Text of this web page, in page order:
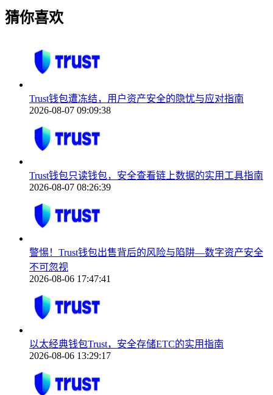
猜你喜欢
Trust钱包遭冻结，用户资产安全的隐忧与应对指南
2026-08-07 09:09:38
Trust钱包只读钱包，安全查看链上数据的实用工具指南
2026-08-07 08:26:39
警惕！Trust钱包出售背后的风险与陷阱—数字资产安全
不可忽视
2026-08-06 17:47:41
以太经典钱包Trust，安全存储ETC的实用指南
2026-08-06 13:29:17